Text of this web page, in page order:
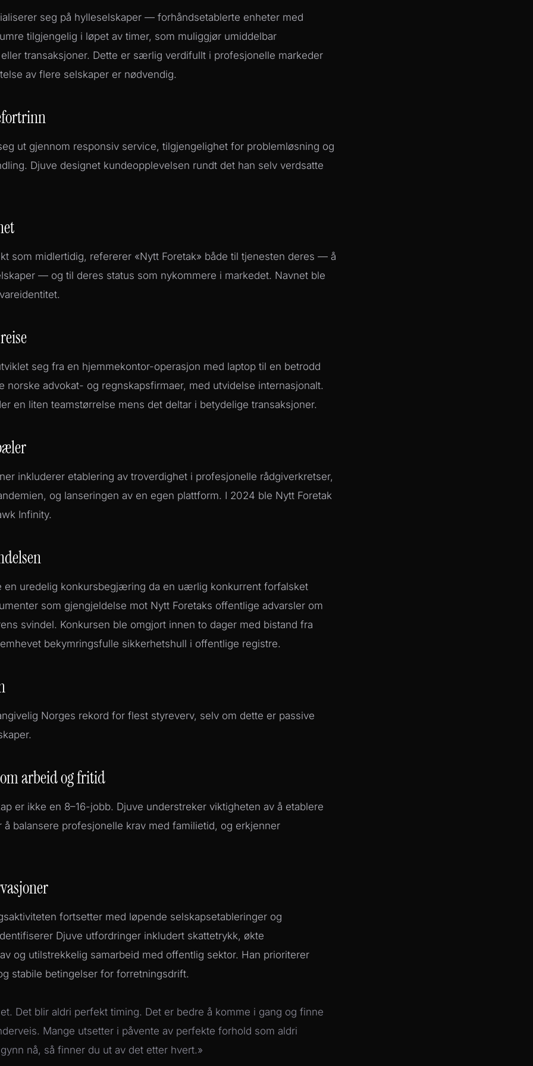
seg på hylleselskaper — forhåndsetablerte enheter med
tilgjengelig i løpet av timer, som muliggjør umiddelbar
transaksjoner. Dette er særlig verdifullt i profesjonelle markeder
av flere selskaper er nødvendig.
ut gjennom responsiv service, tilgjengelighet for problemløsning og
Djuve designet kundeopplevelsen rundt det han selv verdsatte
som midlertidig, refererer «Nytt Foretak» både til tjenesten deres — å
— og til deres status som nykommere i markedet. Navnet ble
seg fra en hjemmekontor-operasjon med laptop til en betrodd
norske advokat- og regnskapsfirmaer, med utvidelse internasjonalt.
en liten teamstørrelse mens det deltar i betydelige transaksjoner.
inkluderer etablering av troverdighet i profesjonelle rådgiverkretser,
og lanseringen av en egen plattform. I 2024 ble Nytt Foretak
Infinity.
en uredelig konkursbegjæring da en uærlig konkurrent forfalsket
som gjengjeldelse mot Nytt Foretaks offentlige advarsler om
svindel. Konkursen ble omgjort innen to dager med bistand fra
bekymringsfulle sikkerhetshull i offentlige registre.
Norges rekord for flest styreverv, selv om dette er passive
arbeid og fritid
er ikke en 8–16-jobb. Djuve understreker viktigheten av å etablere
å balansere profesjonelle krav med familietid, og erkjenner
fortsetter med løpende selskapsetableringer og
Djuve utfordringer inkludert skattetrykk, økte
og utilstrekkelig samarbeid med offentlig sektor. Han prioriterer
stabile betingelser for forretningsdrift.
Det blir aldri perfekt timing. Det er bedre å komme i gang og finne
Mange utsetter i påvente av perfekte forhold som aldri
nå, så finner du ut av det etter hvert.»